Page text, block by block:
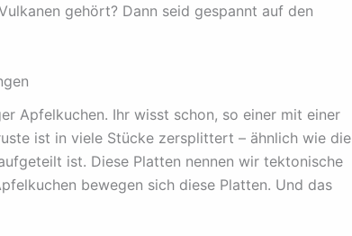
gehört? Dann seid gespannt auf den
Apfelkuchen. Ihr wisst schon, so einer mit einer
ist in viele Stücke zersplittert – ähnlich wie die
ist. Diese Platten nennen wir tektonische
bewegen sich diese Platten. Und das